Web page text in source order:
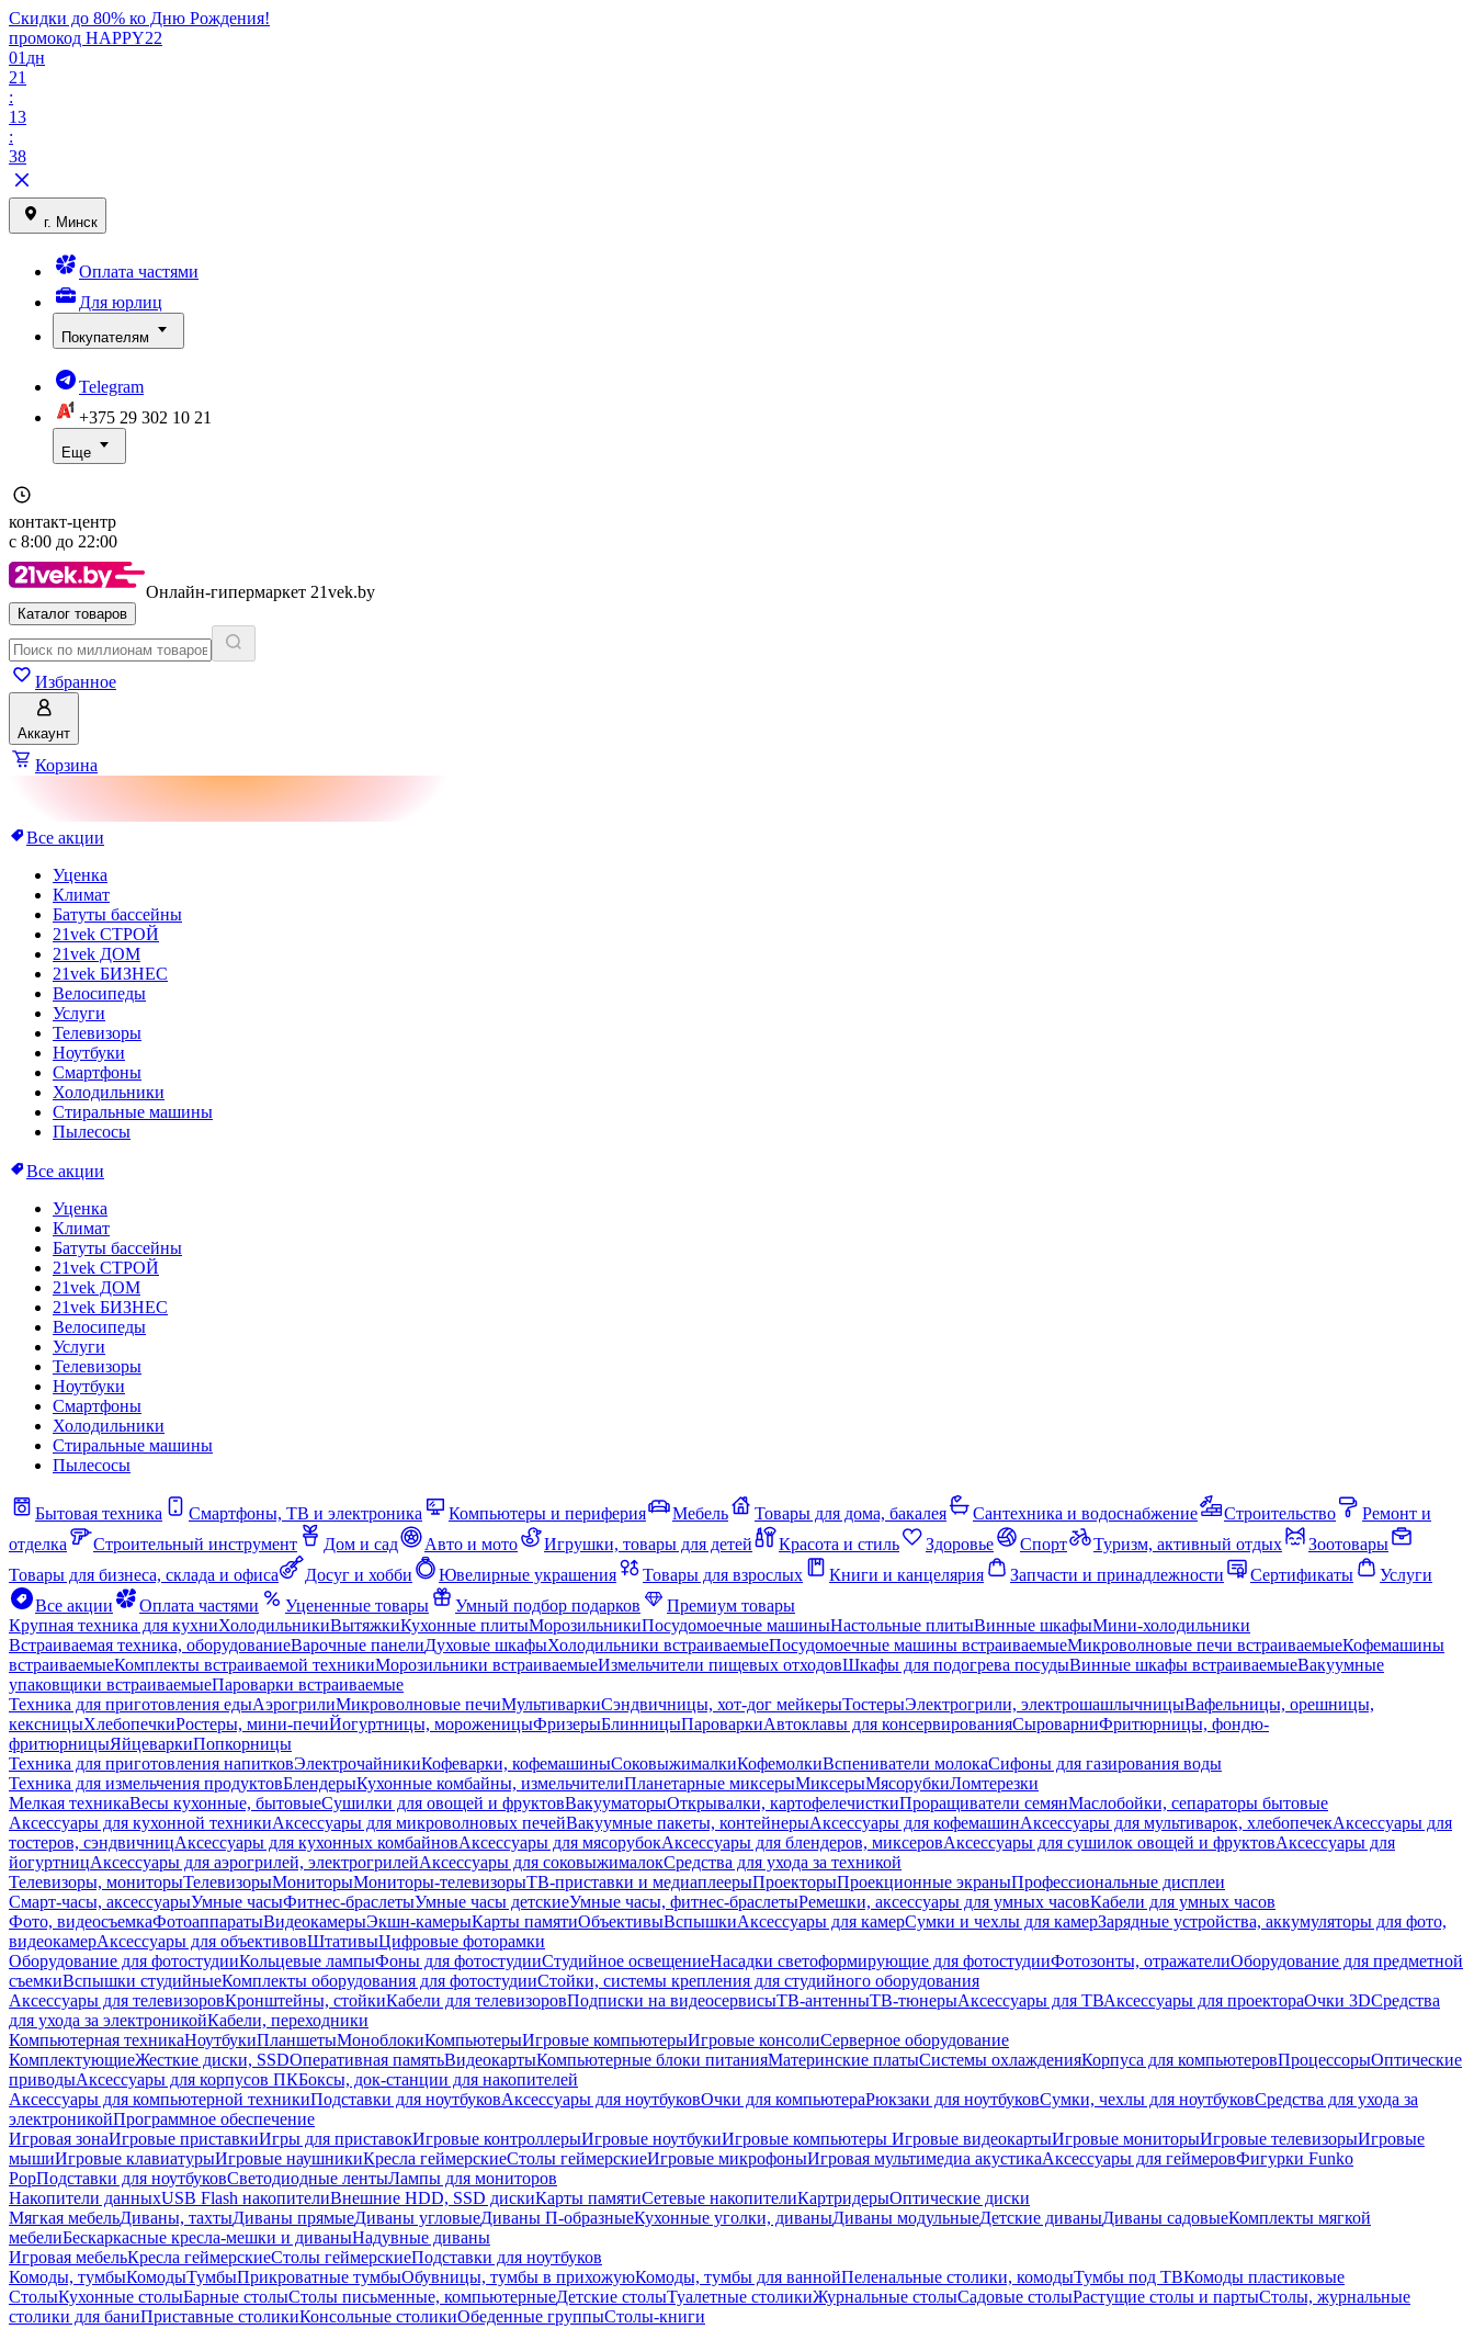
Скидки до 80% ко Дню Рождения!
промокод HAPPY22
01 дн
21
:
13
:
38
г. Минск
Оплата частями
Для юрлиц
Покупателям
Telegram
+375 29 302 10 21
Еще
контакт-центр
с 8:00 до 22:00
Онлайн-гипермаркет 21vek.by
Каталог товаров
Избранное
Аккаунт
Корзина
Все акции
Уценка
Климат
Батуты бассейны
21vek СТРОЙ
21vek ДОМ
21vek БИЗНЕС
Велосипеды
Услуги
Телевизоры
Ноутбуки
Смартфоны
Холодильники
Стиральные машины
Пылесосы
Все акции
Уценка
Климат
Батуты бассейны
21vek СТРОЙ
21vek ДОМ
21vek БИЗНЕС
Велосипеды
Услуги
Телевизоры
Ноутбуки
Смартфоны
Холодильники
Стиральные машины
Пылесосы
Бытовая техника Смартфоны, ТВ и электроника Компьютеры и периферия Мебель Товары для дома, бакалея Сантехника и водоснабжение Строительство
Ремонт и
отделка
Строительный инструмент Дом и сад Авто и мото Игрушки, товары для детей Красота и стиль Здоровье Спорт Туризм, активный отдых
Зоотовары
Товары для бизнеса, склада и офиса
Досуг и хобби Ювелирные украшения Товары для взрослых Книги и канцелярия Запчасти и принадлежности Сертификаты
Услуги
Все акции
Оплата частями Уцененные товары Умный подбор подарков
Премиум товары
Крупная техника для кухниХолодильникиВытяжкиКухонные плитыМорозильникиПосудомоечные машиныНастольные плитыВинные шкафыМини-холодильники
Встраиваемая техника, оборудованиеВарочные панелиДуховые шкафыХолодильники встраиваемыеПосудомоечные машины встраиваемыеМикроволновые печи встраиваемыеКофемашины
встраиваемыеКомплекты встраиваемой техникиМорозильники встраиваемыеИзмельчители пищевых отходовШкафы для подогрева посудыВинные шкафы встраиваемыеВакуумные
упаковщики встраиваемыеПароварки встраиваемые
Техника для приготовления едыАэрогрилиМикроволновые печиМультиваркиСэндвичницы, хот-дог мейкерыТостерыЭлектрогрили, электрошашлычницыВафельницы, орешницы,
кексницыХлебопечкиРостеры, мини-печиЙогуртницы, мороженицыФризерыБлинницыПароваркиАвтоклавы для консервированияСыроварниФритюрницы, фондю-
фритюрницыЯйцеваркиПопкорницы
Техника для приготовления напитковЭлектрочайникиКофеварки, кофемашиныСоковыжималкиКофемолкиВспениватели молокаСифоны для газирования воды
Техника для измельчения продуктовБлендерыКухонные комбайны, измельчителиПланетарные миксерыМиксерыМясорубкиЛомтерезки
Мелкая техникаВесы кухонные, бытовыеСушилки для овощей и фруктовВакууматорыОткрывалки, картофелечисткиПроращиватели семянМаслобойки, сепараторы бытовые
Аксессуары для кухонной техникиАксессуары для микроволновых печейВакуумные пакеты, контейнерыАксессуары для кофемашинАксессуары для мультиварок, хлебопечекАксессуары для
тостеров, сэндвичницАксессуары для кухонных комбайновАксессуары для мясорубокАксессуары для блендеров, миксеровАксессуары для сушилок овощей и фруктовАксессуары для
йогуртницАксессуары для аэрогрилей, электрогрилейАксессуары для соковыжималокСредства для ухода за техникой
Телевизоры, мониторыТелевизорыМониторыМониторы-телевизорыТВ-приставки и медиаплеерыПроекторыПроекционные экраныПрофессиональные дисплеи
Смарт-часы, аксессуарыУмные часыФитнес-браслетыУмные часы детскиеУмные часы, фитнес-браслетыРемешки, аксессуары для умных часовКабели для умных часов
Фото, видеосъемкаФотоаппаратыВидеокамерыЭкшн-камерыКарты памятиОбъективыВспышкиАксессуары для камерСумки и чехлы для камерЗарядные устройства, аккумуляторы для фото,
видеокамерАксессуары для объективовШтативыЦифровые фоторамки
Оборудование для фотостудииКольцевые лампыФоны для фотостудииСтудийное освещениеНасадки светоформирующие для фотостудииФотозонты, отражателиОборудование для предметной
съемкиВспышки студийныеКомплекты оборудования для фотостудииСтойки, системы крепления для студийного оборудования
Аксессуары для телевизоровКронштейны, стойкиКабели для телевизоровПодписки на видеосервисыТВ-антенныТВ-тюнерыАксессуары для ТВАксессуары для проектораОчки 3DСредства
для ухода за электроникойКабели, переходники
Компьютерная техникаНоутбукиПланшетыМоноблокиКомпьютерыИгровые компьютерыИгровые консолиСерверное оборудование
КомплектующиеЖесткие диски, SSDОперативная памятьВидеокартыКомпьютерные блоки питанияМатеринские платыСистемы охлажденияКорпуса для компьютеровПроцессорыОптические
приводыАксессуары для корпусов ПКБоксы, док-станции для накопителей
Аксессуары для компьютерной техникиПодставки для ноутбуковАксессуары для ноутбуковОчки для компьютераРюкзаки для ноутбуковСумки, чехлы для ноутбуковСредства для ухода за
электроникойПрограммное обеспечение
Игровая зонаИгровые приставкиИгры для приставокИгровые контроллерыИгровые ноутбукиИгровые компьютеры Игровые видеокартыИгровые мониторыИгровые телевизорыИгровые
мышиИгровые клавиатурыИгровые наушникиКресла геймерскиеСтолы геймерскиеИгровые микрофоныИгровая мультимедиа акустикаАксессуары для геймеровФигурки Funko
PopПодставки для ноутбуковСветодиодные лентыЛампы для мониторов
Накопители данныхUSB Flash накопителиВнешние HDD, SSD дискиКарты памятиСетевые накопителиКартридерыОптические диски
Мягкая мебельДиваны, тахтыДиваны прямыеДиваны угловыеДиваны П-образныеКухонные уголки, диваныДиваны модульныеДетские диваныДиваны садовыеКомплекты мягкой
мебелиБескаркасные кресла-мешки и диваныНадувные диваны
Игровая мебельКресла геймерскиеСтолы геймерскиеПодставки для ноутбуков
Комоды, тумбыКомодыТумбыПрикроватные тумбыОбувницы, тумбы в прихожуюКомоды, тумбы для ваннойПеленальные столики, комодыТумбы под ТВКомоды пластиковые
СтолыКухонные столыБарные столыСтолы письменные, компьютерныеДетские столыТуалетные столикиЖурнальные столыСадовые столыРастущие столы и партыСтолы, журнальные
столики для баниПриставные столикиКонсольные столикиОбеденные группыСтолы-книги